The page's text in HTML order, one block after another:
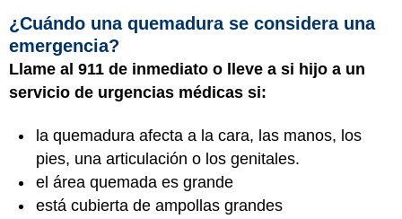
¿Cuándo una quemadura se considera una
emergencia?
Llame al 911 de inmediato o lleve a si hijo a un
servicio de urgencias médicas si:
la quemadura afecta a la cara, las manos, los
pies, una articulación o los genitales.
el área quemada es grande
está cubierta de ampollas grandes